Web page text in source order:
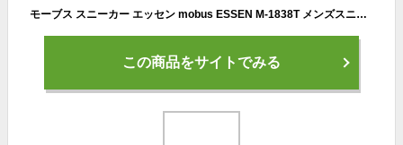
モーブス スニーカー エッセン mobus ESSEN M-1838T メンズスニーカー ローカット
この商品をサイトでみる